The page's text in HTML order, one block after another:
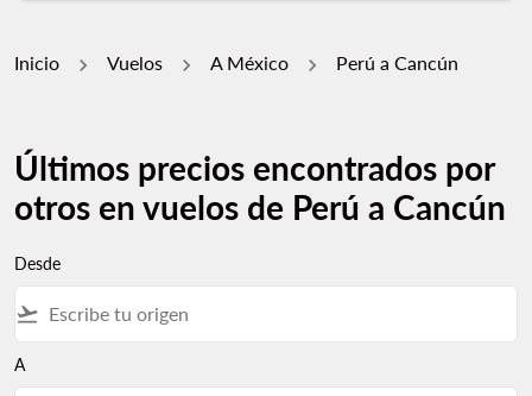
Inicio Vuelos A México Perú a Cancún
Últimos precios encontrados por
otros en vuelos de Perú a Cancún
Desde
flight_takeoff
A